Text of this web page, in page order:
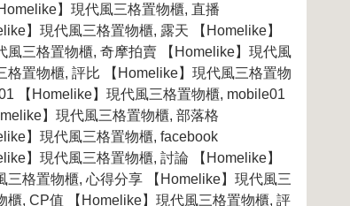
】現代風三格置物櫃, 直播
】現代風三格置物櫃, 露天 【Homelike】
三格置物櫃, 奇摩拍賣 【Homelike】現代風
置物櫃, 評比 【Homelike】現代風三格置物
【Homelike】現代風三格置物櫃, mobile01
】現代風三格置物櫃, 部落格
】現代風三格置物櫃, facebook
】現代風三格置物櫃, 討論 【Homelike】
格置物櫃, 心得分享 【Homelike】現代風三
, CP值 【Homelike】現代風三格置物櫃, 評